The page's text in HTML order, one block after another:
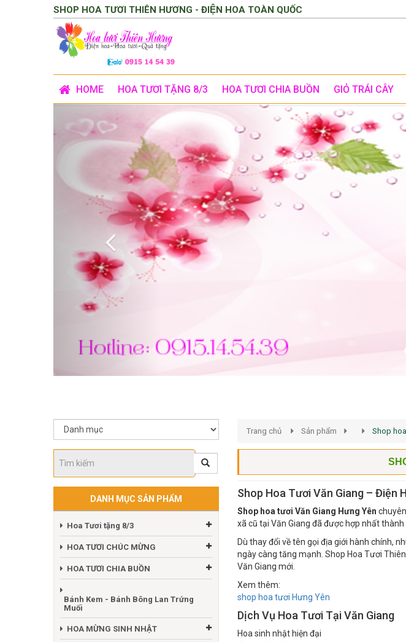
SHOP HOA TƯƠI THIÊN HƯƠNG - ĐIỆN HOA TOÀN QUỐC
HOME HOA TƯƠI TẶNG 8/3 HOA TƯƠI CHIA BUỒN GIỎ TRÁI CÂY
Previous
Hoa Tươi tặng 8/3
HOA TƯƠI CHÚC MỪNG
Bánh Kem - Bánh Bông Lan Trứng
Muối
Trang chủ Sản phẩm Shop
Shop Hoa Tươi Văn Giang – Điện
Shop hoa tươi Văn Giang Hưng Yên
xã cũ tại Văn Giang đã được hợp nhất
Dù thay đổi về tên gọi địa giới hành chính,
ngày càng tăng mạnh. Shop Hoa Tươi
Văn Giang mới.
Xem thêm:
shop hoa tươi Hưng Yên
Dịch Vụ Hoa Tươi Tại Văn Giang